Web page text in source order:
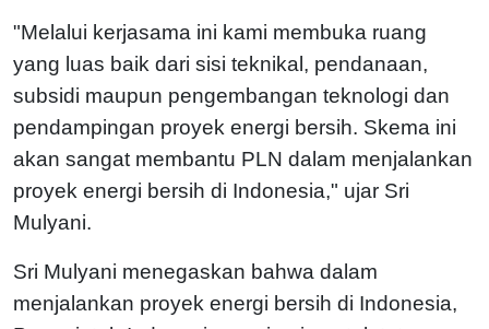
"Melalui kerjasama ini kami membuka ruang
yang luas baik dari sisi teknikal, pendanaan,
subsidi maupun pengembangan teknologi dan
pendampingan proyek energi bersih. Skema ini
akan sangat membantu PLN dalam menjalankan
proyek energi bersih di Indonesia," ujar Sri
Mulyani.
Sri Mulyani menegaskan bahwa dalam
menjalankan proyek energi bersih di Indonesia,